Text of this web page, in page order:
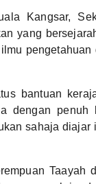
Kangsar,
yang
bantuan
dengan
sahaja
Taayah